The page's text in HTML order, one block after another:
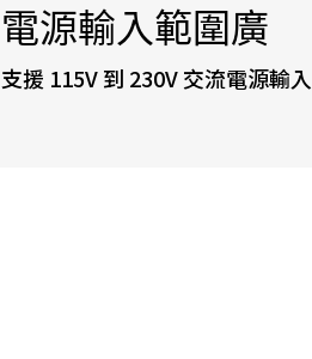
電源輸入範圍廣
支援 115V 到 230V 交流電源輸入